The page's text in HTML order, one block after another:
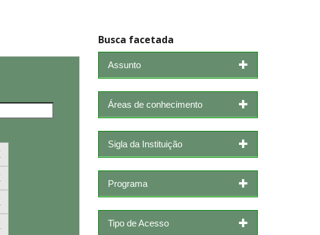
Busca facetada
Assunto
Áreas de conhecimento
Sigla da Instituição
Programa
Tipo de Acesso